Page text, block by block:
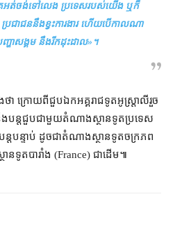
គេ​អត់​ចង់​ទៅ​លេង ប្រទេស​របស់​យើង ឬ​ក៏​
ាជន​នឹង​ខ្វះ​ការងារ ហើយ​បើ​កាលណា​
បញ្ហា​សង្គម នឹង​រីក​ដុះដាល»។​​
ក្រោយ​ពី​ជួប​ឯកអគ្គរាជទូត​អូស្ត្រាលី​រួច
ន្ត​ជួប​ជាមួយ​តំណាង​ស្ថានទូត​ប្រទេស​
តបន្ទាប់ ដូចជា​តំណាង​ស្ថានទូត​ចក្រភព​
ទូតបារាំង (France) ជាដើម៕